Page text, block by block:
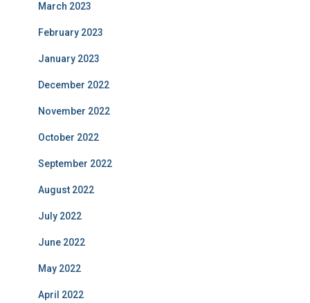
March 2023
February 2023
January 2023
December 2022
November 2022
October 2022
September 2022
August 2022
July 2022
June 2022
May 2022
April 2022